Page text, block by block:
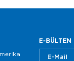
E-BÜLTEN